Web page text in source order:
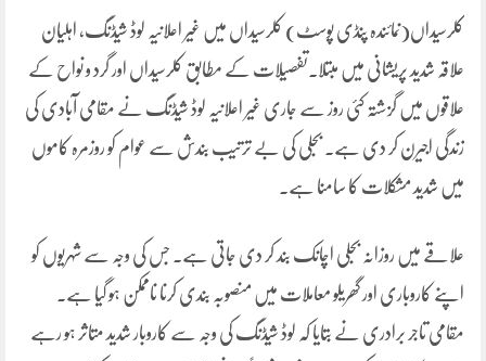
کلرسیداں(نمائندہ پنڈی پوسٹ) کلرسیداں میں غیر اعلانیہ لوڈ شیڈنگ، اہلیان
علاقہ شدید پریشانی میں مبتلا۔تفصیلات کے مطابق کلرسیداں اور گرد و نواح کے
علاقوں میں گزشتہ کئی روز سے جاری غیر اعلانیہ لوڈ شیڈنگ نے مقامی آبادی کی
زندگی اجیرن کر دی ہے۔ بجلی کی بے ترتیب بندش سے عوام کو روزمرہ کاموں
میں شدید مشکلات کا سامنا ہے۔
علاقے میں روزانہ بجلی اچانک بند کر دی جاتی ہے۔ جس کی وجہ سے شہریوں کو
اپنے کاروباری اور گھریلو معاملات میں منصوبہ بندی کرنا ناممکن ہو گیا ہے۔
مقامی تاجر برادری نے بتایا کہ لوڈ شیڈنگ کی وجہ سے کاروبار شدید متاثر ہو رہے